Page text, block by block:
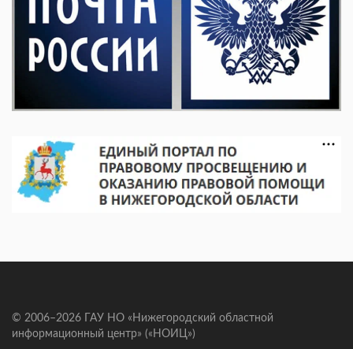
© 2006–2026 ГАУ НО «Нижегородский областной
информационный центр» («НОИЦ»)